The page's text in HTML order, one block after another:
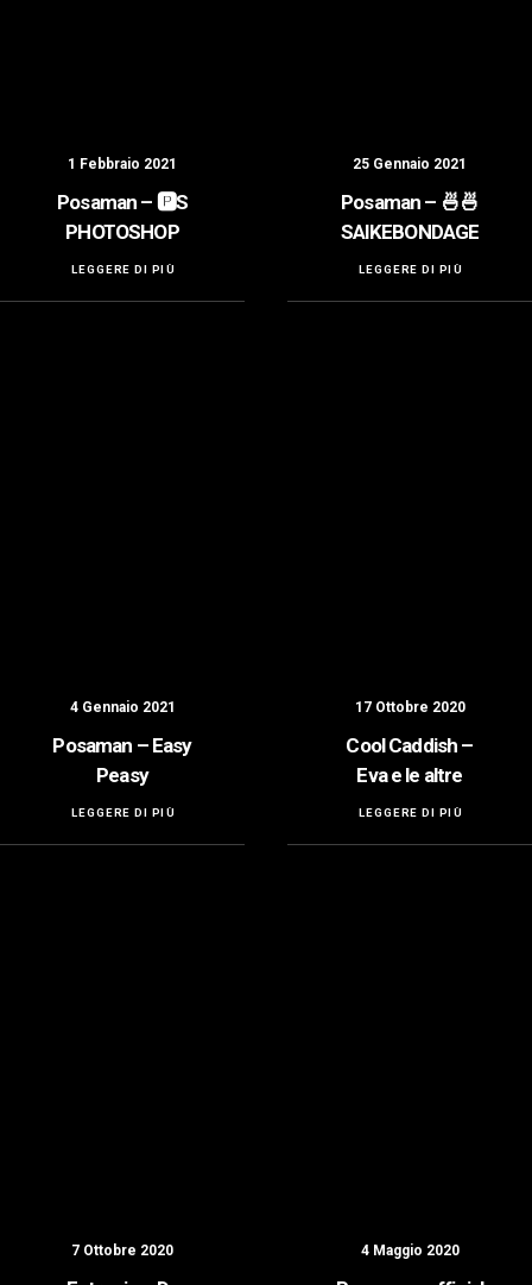
1 Febbraio 2021
Posaman – 🅿️S
PHOTOSHOP
LEGGERE DI PIÙ
25 Gennaio 2021
Posaman – 🍜🍜
SAIKEBONDAGE
LEGGERE DI PIÙ
4 Gennaio 2021
Posaman – Easy
Peasy
LEGGERE DI PIÙ
17 Ottobre 2020
Cool Caddish –
Eva e le altre
LEGGERE DI PIÙ
7 Ottobre 2020 4 Maggio 2020